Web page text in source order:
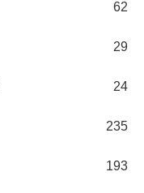
62
29
24
235
193